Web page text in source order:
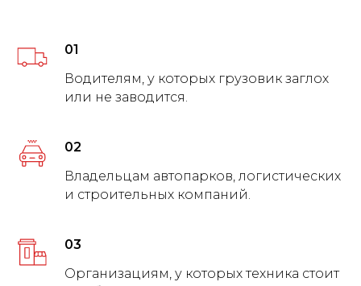
01
Водителям, у которых грузовик заглох
или не заводится.
02
Владельцам автопарков, логистических
и строительных компаний.
03
Организациям, у которых техника стоит